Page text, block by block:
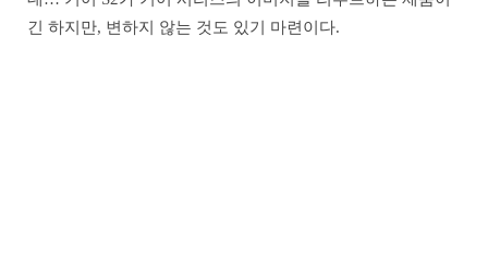
긴 하지만, 변하지 않는 것도 있기 마련이다.